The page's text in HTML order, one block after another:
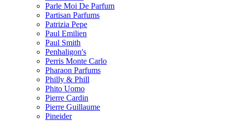
Parle Moi De Parfum
Partisan Parfums
Patrizia Pepe
Paul Emilien
Paul Smith
Penhaligon's
Perris Monte Carlo
Pharaon Parfums
Philly & Phill
Phito Uomo
Pierre Cardin
Pierre Guillaume
Pineider